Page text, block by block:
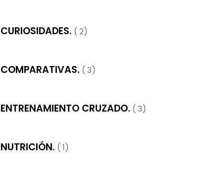
CURIOSIDADES. ( 2)
COMPARATIVAS. ( 3)
ENTRENAMIENTO CRUZADO. ( 3)
NUTRICIÓN. ( 1)